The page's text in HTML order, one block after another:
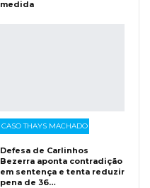
medida
CASO THAYS MACHADO
Defesa de Carlinhos
Bezerra aponta contradição
em sentença e tenta reduzir
pena de 36…